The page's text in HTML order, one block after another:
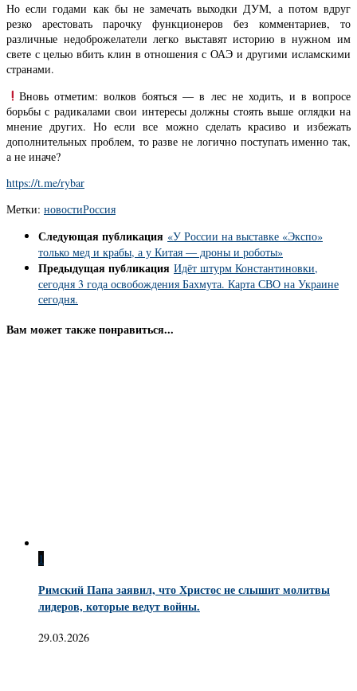
Но если годами как бы не замечать выходки ДУМ, а потом вдруг
резко арестовать парочку функционеров без комментариев, то
различные недоброжелатели легко выставят историю в нужном им
свете с целью вбить клин в отношения с ОАЭ и другими исламскими
странами.
Вновь отметим: волков бояться — в лес не ходить, и в вопросе
борьбы с радикалами свои интересы должны стоять выше оглядки на
мнение других. Но если все можно сделать красиво и избежать
дополнительных проблем, то разве не логично поступать именно так,
а не иначе?
https://t.me/rybar
Метки: новостиРоссия
Следующая публикация «У России на выставке «Экспо»
только мед и крабы, а у Китая — дроны и роботы»
Предыдущая публикация Идёт штурм Константиновки,
сегодня 3 года освобождения Бахмута. Карта СВО на Украине
сегодня.
Вам может также понравиться...
1
Римский Папа заявил, что Христос не слышит молитвы
лидеров, которые ведут войны.
29.03.2026